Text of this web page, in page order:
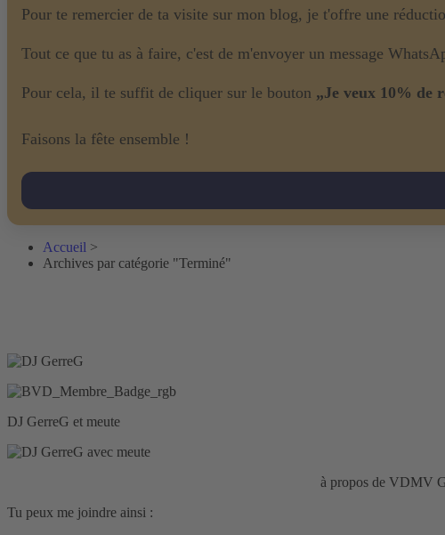
Pour te remercier de ta visite sur mon blog, je t'offre une
Tout ce que tu as à faire, c'est de m'envoyer un message
Pour cela, il te suffit de cliquer sur le bouton „Je veux 10% de
Faisons la fête ensemble !
Accueil >
Archives par catégorie "Terminé"
DJ GerreG et meute
à propos de VDMV
Tu peux me joindre ainsi :